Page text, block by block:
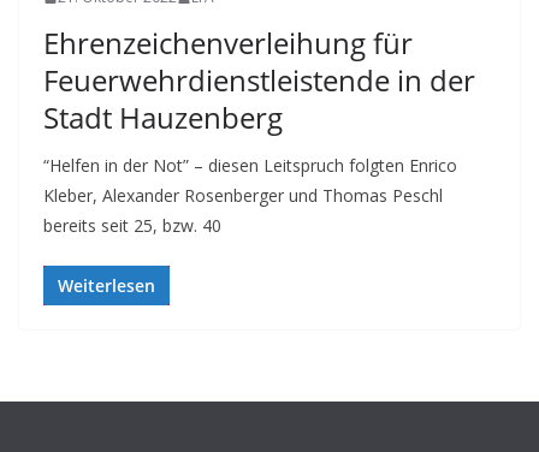
Ehrenzeichenverleihung für
Feuerwehrdienstleistende in der
Stadt Hauzenberg
“Helfen in der Not” – diesen Leitspruch folgten Enrico
Kleber, Alexander Rosenberger und Thomas Peschl
bereits seit 25, bzw. 40
Weiterlesen